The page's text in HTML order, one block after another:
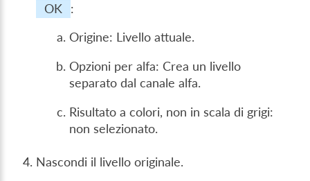
OK
:
Origine: Livello attuale.
Opzioni per alfa: Crea un livello
separato dal canale alfa.
Risultato a colori, non in scala di grigi:
non selezionato.
Nascondi il livello originale.